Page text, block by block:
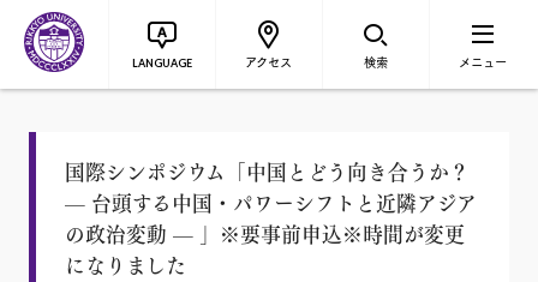
LANGUAGE アクセス 検索 メニュー
国際シンポジウム「中国とどう向き合うか？
— 台頭する中国・パワーシフトと近隣アジア
の政治変動 — 」※要事前申込※時間が変更
になりました